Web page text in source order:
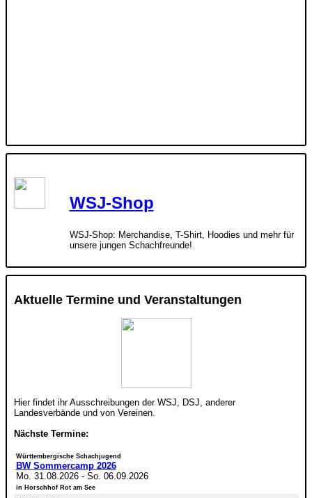
WSJ-Shop
WSJ-Shop: Merchandise, T-Shirt, Hoodies und mehr für
unsere jungen Schachfreunde!
Aktuelle Termine und Veranstaltungen
Hier findet ihr Ausschreibungen der WSJ, DSJ, anderer
Landesverbände und von Vereinen.
Nächste Termine:
Württembergische Schachjugend
BW Sommercamp 2026
Mo. 31.08.2026- So. 06.09.2026
in Horschhof Rot am See